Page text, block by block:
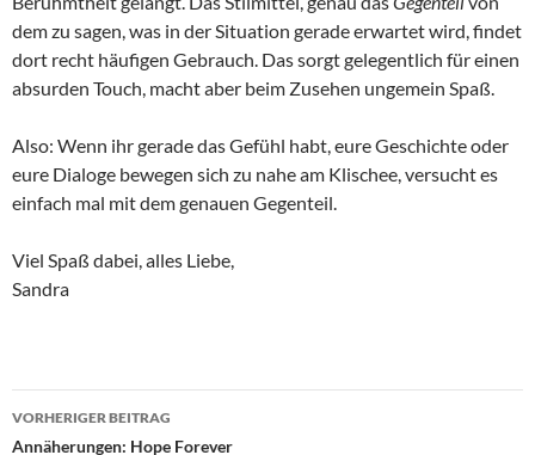
dem zu sagen, was in der Situation gerade erwartet wird, findet
dort recht häufigen Gebrauch. Das sorgt gelegentlich für einen
absurden Touch, macht aber beim Zusehen ungemein Spaß.
Also: Wenn ihr gerade das Gefühl habt, eure Geschichte oder
eure Dialoge bewegen sich zu nahe am Klischee, versucht es
einfach mal mit dem genauen Gegenteil.
Viel Spaß dabei, alles Liebe,
Sandra
Beitragsnavigation
VORHERIGER BEITRAG
Annäherungen: Hope Forever